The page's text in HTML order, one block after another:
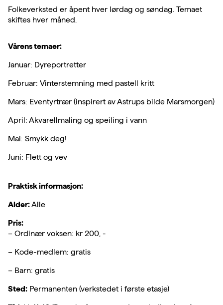
Folkeverksted er åpent hver lørdag og søndag. Temaet
skiftes hver måned.
Vårens temaer:
Januar: Dyreportretter
Februar: Vinterstemning med pastell kritt
Mars: Eventyrtrær (inspirert av Astrups bilde Marsmorgen)
April: Akvarellmaling og speiling i vann
Mai: Smykk deg!
Juni: Flett og vev
Praktisk informasjon:
Alder:Alle
Pris:
– Ordinær voksen: kr 200, -
– Kode-medlem: gratis
– Barn: gratis
Sted: Permanenten (verkstedet i første etasje)